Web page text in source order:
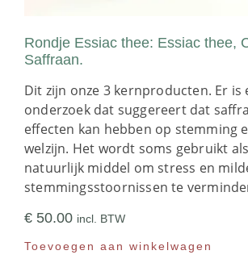
Rondje Essiac thee: Essiac thee,
Saffraan.
Dit zijn onze 3 kernproducten. Er is
onderzoek dat suggereert dat
effecten kan hebben op stemming
welzijn. Het wordt soms gebruikt
natuurlijk middel om stress en
stemmingsstoornissen te
€ 50.00 incl. BTW
Toevoegen aan winkelwagen